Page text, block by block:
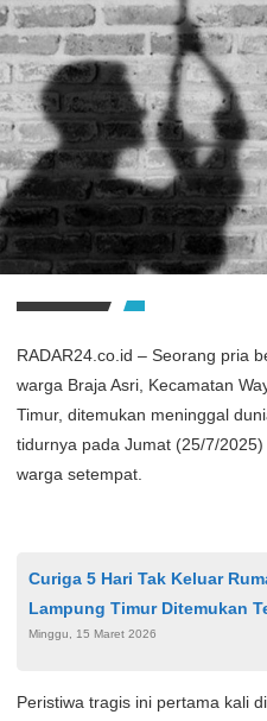
RADAR24.co.id – Seorang pria
warga Braja Asri, Kecamatan
Timur, ditemukan meninggal
tidurnya pada Jumat (25/7/
warga setempat.
Curiga 5 Hari Tak Keluar
Lampung Timur Ditemukan
Minggu, 15 Maret 2026
Peristiwa tragis ini pertama kali